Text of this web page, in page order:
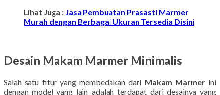
Lihat Juga : Jasa Pembuatan Prasasti Marmer
Murah dengan Berbagai Ukuran Tersedia Disini
Desain Makam Marmer Minimalis
Salah satu fitur yang membedakan dari Makam Marmerini
dengan model yang lain adalah terdapat dari desainya yang